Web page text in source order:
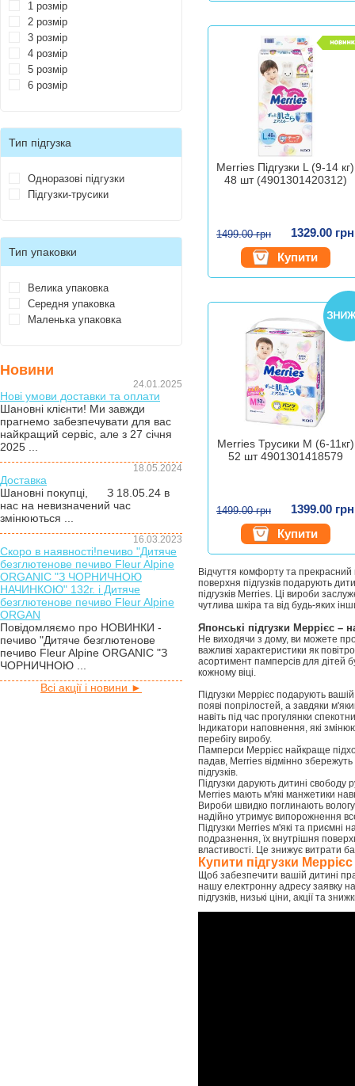
1 розмір
2 розмір
3 розмір
4 розмір
5 розмір
6 розмір
Тип підгузка
Одноразові підгузки
Підгузки-трусики
Тип упаковки
Велика упаковка
Середня упаковка
Маленька упаковка
Новини
24.01.2025
Нові умови доставки та оплати
Шановні клієнти! Ми завжди
прагнемо забезпечувати для вас
найкращий сервіс, але з 27 січня
2025 ...
18.05.2024
Доставка
Шановні покупці, З 18.05.24 в
нас на невизначений час
змінюються ...
16.03.2023
Скоро в наявності!печиво "Дитяче
безглютенове печиво Fleur Alpine
ORGANIC "З ЧОРНИЧНОЮ
НАЧИНКОЮ" 132г. і Дитяче
безглютенове печиво Fleur Alpine
ORGAN
Повідомляємо про НОВИНКИ -
печиво "Дитяче безглютенове
печиво Fleur Alpine ORGANIC "З
ЧОРНИЧНОЮ ...
Всі акції і новини ►
Merries Підгузки L (9-14 кг)
48 шт (4901301420312)
1499.00 грн
1329.00 грн
Купити
Merries Трусики M (6-11кг)
52 шт 4901301418579
1499.00 грн
1399.00 грн
Купити
Відчуття комфорту та прекрасний
поверхня підгузків подарують
підгузків Merries. Ці вироби
чутлива шкіра та від будь-яких
Японські підгузки Меррієс –
Не виходячи з дому, ви можете
важливі характеристики як
асортимент памперсів для дітей
кожному віці.
Підгузки Меррієс подарують
появі попрілостей, а завдяки
навіть під час прогулянки
Індикатори наповнення, які
перебігу виробу.
Памперси Меррієс найкраще
падав, Merries відмінно
підгузків.
Підгузки дарують дитині свободу
Merries мають м'які манжетики
Вироби швидко поглинають
надійно утримує випорожнення
Підгузки Merries м'які та приємні
подразнення, їх внутрішня
властивості. Це знижує витрати
Купити підгузки
Щоб забезпечити вашій дитині
нашу електронну адресу заявку
підгузків, низькі ціни, акції та